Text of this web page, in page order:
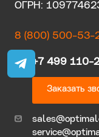
ОГРН:
8 (800) 500-53-
+7 499 110-
Заказать